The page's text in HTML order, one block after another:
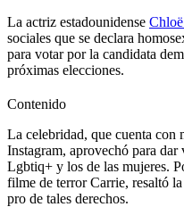
La actriz estadounidense
sociales que se declara
para votar por la candidata
próximas elecciones.
Contenido
La celebridad, que cuenta con
Instagram, aprovechó para
Lgbtiq+ y los de las mujeres.
filme de terror Carrie, resaltó
pro de tales derechos.